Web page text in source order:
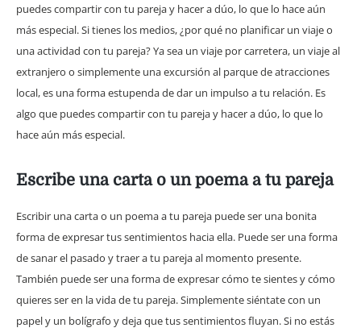
puedes compartir con tu pareja y hacer a dúo, lo que lo hace aún
más especial. Si tienes los medios, ¿por qué no planificar un viaje o
una actividad con tu pareja? Ya sea un viaje por carretera, un viaje al
extranjero o simplemente una excursión al parque de atracciones
local, es una forma estupenda de dar un impulso a tu relación. Es
algo que puedes compartir con tu pareja y hacer a dúo, lo que lo
hace aún más especial.
Escribe una carta o un poema a tu pareja
Escribir una carta o un poema a tu pareja puede ser una bonita
forma de expresar tus sentimientos hacia ella. Puede ser una forma
de sanar el pasado y traer a tu pareja al momento presente.
También puede ser una forma de expresar cómo te sientes y cómo
quieres ser en la vida de tu pareja. Simplemente siéntate con un
papel y un bolígrafo y deja que tus sentimientos fluyan. Si no estás